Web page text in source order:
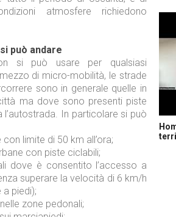
atmosfere richiedono
può andare
si può usare per qualsiasi
di micro-mobilità, le strade
sono in generale quelle in
ma dove sono presenti piste
l’autostrada. In particolare si può
limite di 50 km all’ora;
con piste ciclabili;
dove è consentito l’accesso a
superare la velocità di 6 km/h
piedi);
zone pedonali;